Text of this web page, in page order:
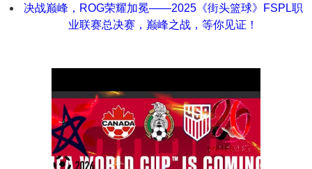
决战巅峰，ROG荣耀加冕——2025《街头篮球》FSPL职
业联赛总决赛，巅峰之战，等你见证！